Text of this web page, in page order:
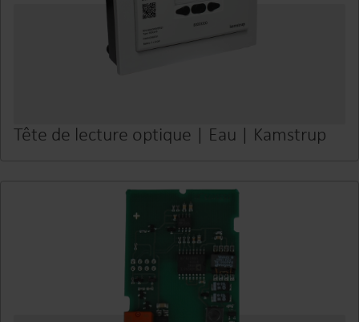
Tête de lecture optique | Eau | Kamstrup